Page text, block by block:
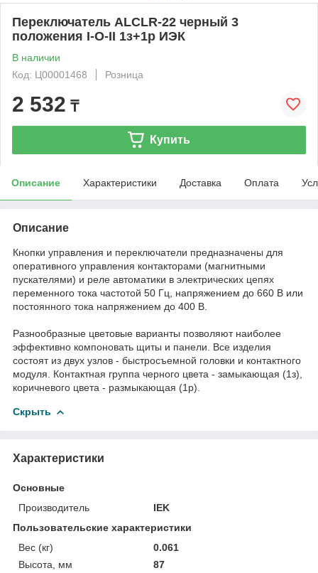
Переключатель АLСLR-22 черный 3
положения I-O-II 1з+1р ИЭК
В наличии
Код: Ц00001468
Розница
2 532 ₸
Купить
Описание Характеристики Доставка Оплата
Описание
Кнопки управления и переключатели предназначены для
оперативного управления контакторами (магнитными
пускателями) и реле автоматики в электрических цепях
переменного тока частотой 50 Гц, напряжением до 660 В или
постоянного тока напряжением до 400 В.
Разнообразные цветовые варианты позволяют наиболее
эффективно компоновать щиты и панели. Все изделия
состоят из двух узлов - быстросъемной головки и контактного
модуля. Контактная группа черного цвета - замыкающая (1з),
коричневого цвета - размыкающая (1р).
Скрыть
Характеристики
Основные
Производитель
IEK
Пользовательские характеристики
Вес (кг)
0.061
Высота, мм
87